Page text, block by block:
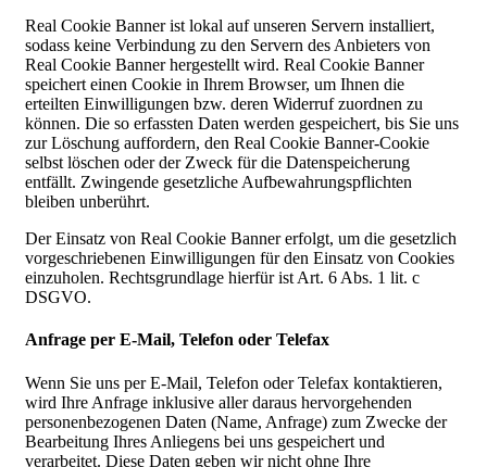
Real Cookie Banner ist lokal auf unseren Servern installiert,
sodass keine Verbindung zu den Servern des Anbieters von
Real Cookie Banner hergestellt wird. Real Cookie Banner
speichert einen Cookie in Ihrem Browser, um Ihnen die
erteilten Einwilligungen bzw. deren Widerruf zuordnen zu
können. Die so erfassten Daten werden gespeichert, bis Sie uns
zur Löschung auffordern, den Real Cookie Banner-Cookie
selbst löschen oder der Zweck für die Datenspeicherung
entfällt. Zwingende gesetzliche Aufbewahrungspflichten
bleiben unberührt.
Der Einsatz von Real Cookie Banner erfolgt, um die gesetzlich
vorgeschriebenen Einwilligungen für den Einsatz von Cookies
einzuholen. Rechtsgrundlage hierfür ist Art. 6 Abs. 1 lit. c
DSGVO.
Anfrage per E-Mail, Telefon oder Telefax
Wenn Sie uns per E-Mail, Telefon oder Telefax kontaktieren,
wird Ihre Anfrage inklusive aller daraus hervorgehenden
personenbezogenen Daten (Name, Anfrage) zum Zwecke der
Bearbeitung Ihres Anliegens bei uns gespeichert und
verarbeitet. Diese Daten geben wir nicht ohne Ihre